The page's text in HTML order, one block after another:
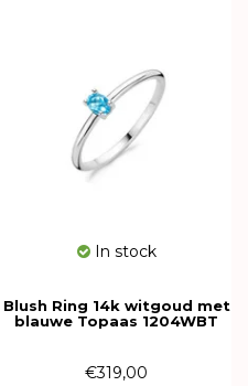
In stock
Blush Ring 14k witgoud met
blauwe Topaas 1204WBT
€319,00